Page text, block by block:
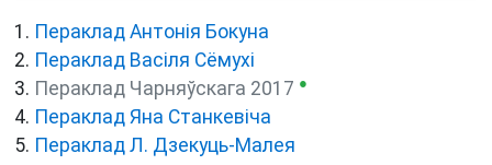
Пераклад Антонія Бокуна
Пераклад Васіля Сёмухі
Пераклад Чарняўскага 2017 ●
Пераклад Яна Станкевіча
Пераклад Л. Дзекуць-Малея